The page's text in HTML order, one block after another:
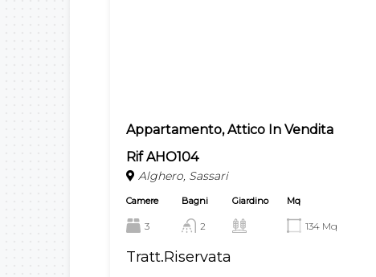
Appartamento, Attico In Vendita
Rif AHO104
Alghero, Sassari
Camere
3
Bagni
2
Giardino Mq
134 Mq
Tratt.Riservata